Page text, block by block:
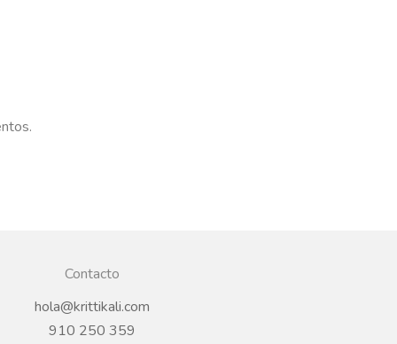
Contacto
hola@krittikali.com
910 250 359